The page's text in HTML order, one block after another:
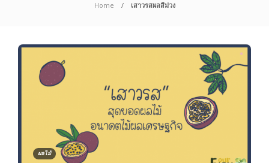
Home เสาวรสผลสีม่วง
ผลไม้